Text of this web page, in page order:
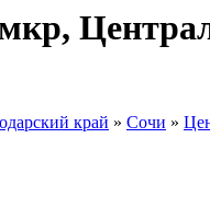
край » Сочи »